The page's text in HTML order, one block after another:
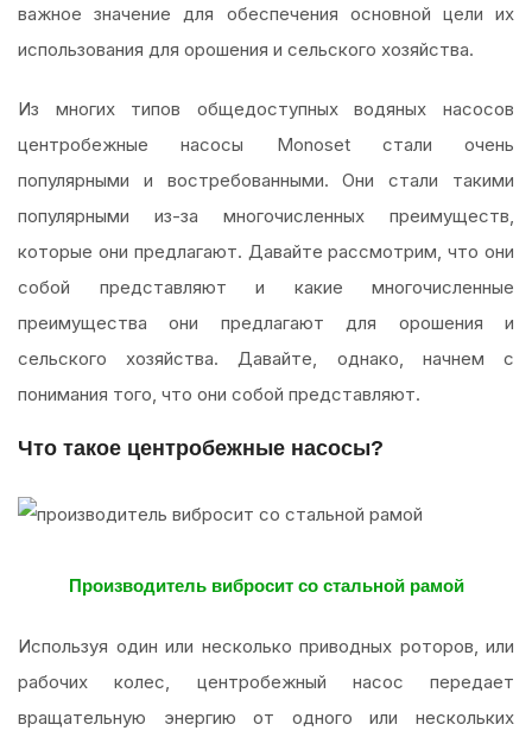
важное значение для обеспечения основной цели их
использования для орошения и сельского хозяйства.
Из многих типов общедоступных водяных насосов
центробежные насосы Monoset стали очень
популярными и востребованными. Они стали такими
популярными из-за многочисленных преимуществ,
которые они предлагают. Давайте рассмотрим, что они
собой представляют и какие многочисленные
преимущества они предлагают для орошения и
сельского хозяйства. Давайте, однако, начнем с
понимания того, что они собой представляют.
Что такое центробежные насосы?
Производитель вибросит со стальной рамой
Используя один или несколько приводных роторов, или
рабочих колес, центробежный насос передает
вращательную энергию от одного или нескольких